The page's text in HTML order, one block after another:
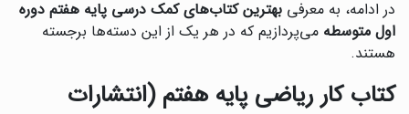
در ادامه، به معرفی بهترین کتاب‌های کمک درسی پایه هفتم دوره
اول متوسطه می‌پردازیم که در هر یک از این دسته‌ها برجسته
هستند.
کتاب کار ریاضی پایه هفتم (انتشارات